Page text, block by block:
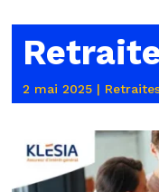
2 mai 2025 |